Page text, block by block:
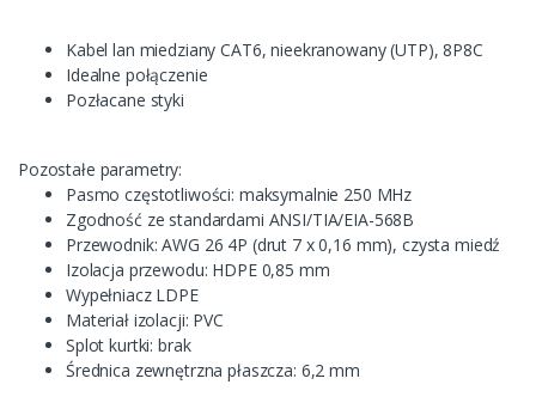
Kabel lan miedziany CAT6, nieekranowany (UTP), 8P8C
Idealne połączenie
Pozłacane styki
Pozostałe parametry:
Pasmo częstotliwości: maksymalnie 250 MHz
Zgodność ze standardami ANSI/TIA/EIA-568B
Przewodnik: AWG 26 4P (drut 7 x 0,16 mm), czysta miedź
Izolacja przewodu: HDPE 0,85 mm
Wypełniacz LDPE
Materiał izolacji: PVC
Splot kurtki: brak
Średnica zewnętrzna płaszcza: 6,2 mm